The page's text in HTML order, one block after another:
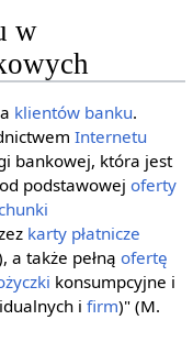
w
klientów banku.
Internetu
bankowej, która jest
podstawowej oferty
karty płatnicze
a także pełną ofertę
konsumpcyjne i
i firm)" (M.